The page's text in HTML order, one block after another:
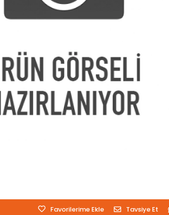
Favorilerime Ekle Tavsiye Et